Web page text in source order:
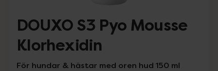
DOUXO S3 Pyo Mousse
Klorhexidin
För hundar & hästar med oren hud 150 ml